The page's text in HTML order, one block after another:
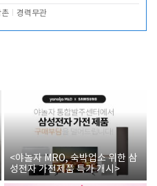
촌 경력무관
<야놀자 MRO, 숙박업소 위한 삼
성전자 가전제품 특가 개시>